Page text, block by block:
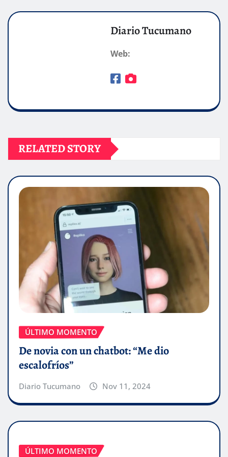
Diario Tucumano
Web:
RELATED STORY
ÚLTIMO MOMENTO
De novia con un chatbot: “Me dio
escalofríos”
Diario Tucumano Nov 11, 2024
ÚLTIMO MOMENTO